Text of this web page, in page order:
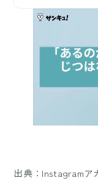
出典：Instagramア